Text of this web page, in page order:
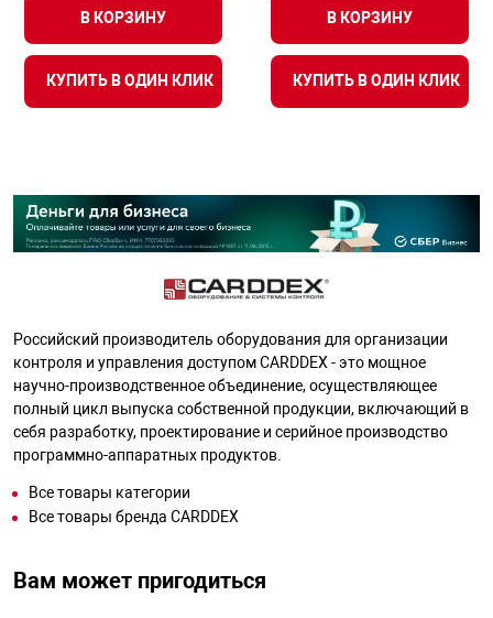
В КОРЗИНУ
КУПИТЬ В ОДИН КЛИК
В КОРЗИНУ
КУПИТЬ В ОДИН КЛИК
Российский производитель оборудования для организации
контроля и управления доступом CARDDEX - это мощное
научно-производственное объединение, осуществляющее
полный цикл выпуска собственной продукции, включающий в
себя разработку, проектирование и серийное производство
программно-аппаратных продуктов.
Все товары категории
Все товары бренда CARDDEX
Вам может пригодиться